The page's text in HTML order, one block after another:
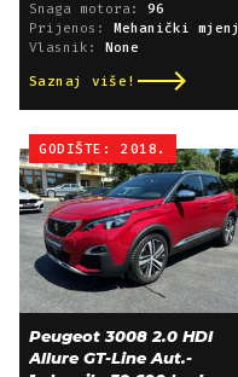
Snaga motora: 96
Prijenos:
Mehanički mjenjač
Vlasnik:
None
Saznaj više!
GODIŠTE: 2018.
Peugeot 3008 2.0 HDI
Allure GT-Line Aut.-